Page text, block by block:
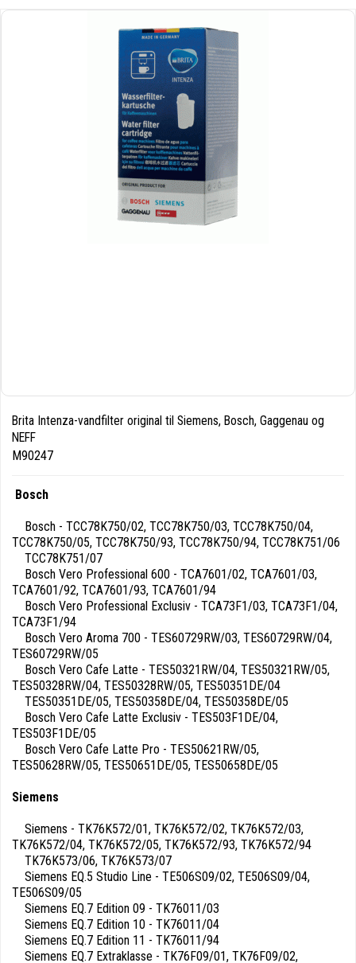
Brita Intenza-vandfilter original til Siemens, Bosch, Gaggenau og
NEFF
M90247
Bosch
Bosch - TCC78K750/02, TCC78K750/03, TCC78K750/04,
TCC78K750/05, TCC78K750/93, TCC78K750/94, TCC78K751/06
TCC78K751/07
Bosch Vero Professional 600 - TCA7601/02, TCA7601/03,
TCA7601/92, TCA7601/93, TCA7601/94
Bosch Vero Professional Exclusiv - TCA73F1/03, TCA73F1/04,
TCA73F1/94
Bosch Vero Aroma 700 - TES60729RW/03, TES60729RW/04,
TES60729RW/05
Bosch Vero Cafe Latte - TES50321RW/04, TES50321RW/05,
TES50328RW/04, TES50328RW/05, TES50351DE/04
TES50351DE/05, TES50358DE/04, TES50358DE/05
Bosch Vero Cafe Latte Exclusiv - TES503F1DE/04,
TES503F1DE/05
Bosch Vero Cafe Latte Pro - TES50621RW/05,
TES50628RW/05, TES50651DE/05, TES50658DE/05
Siemens
Siemens - TK76K572/01, TK76K572/02, TK76K572/03,
TK76K572/04, TK76K572/05, TK76K572/93, TK76K572/94
TK76K573/06, TK76K573/07
Siemens EQ.5 Studio Line - TE506S09/02, TE506S09/04,
TE506S09/05
Siemens EQ.7 Edition 09 - TK76011/03
Siemens EQ.7 Edition 10 - TK76011/04
Siemens EQ.7 Edition 11 - TK76011/94
Siemens EQ.7 Extraklasse - TK76F09/01, TK76F09/02,